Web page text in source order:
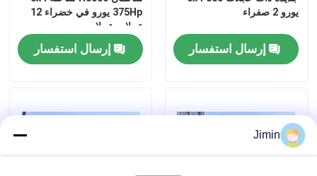
شاحنات خاصة
شاحنة شحن
يورو 2 صفراء
إرسال استفسار
375Hp يورو في خضراء 12
عجلات عجلات
إرسال استفسار
Jimin